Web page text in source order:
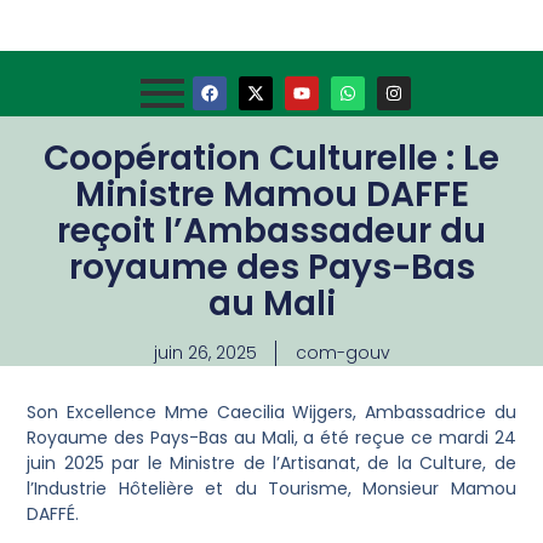
Coopération Culturelle : Le
Ministre Mamou DAFFE
reçoit l’Ambassadeur du
royaume des Pays-Bas
au Mali
juin 26, 2025 com-gouv
Son Excellence Mme Caecilia Wijgers, Ambassadrice du
Royaume des Pays-Bas au Mali, a été reçue ce mardi 24
juin 2025 par le Ministre de l’Artisanat, de la Culture, de
l’Industrie Hôtelière et du Tourisme, Monsieur Mamou
DAFFÉ.